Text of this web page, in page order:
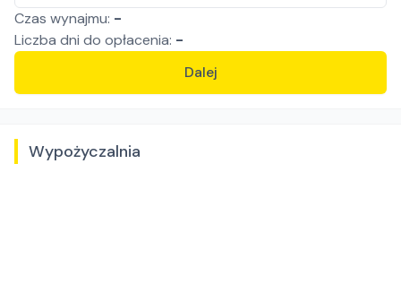
Czas wynajmu: -
Liczba dni do opłacenia: -
Dalej
Wypożyczalnia